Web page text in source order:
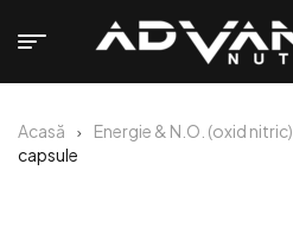
Acasă Energie & N.O. (oxid nitric)
capsule